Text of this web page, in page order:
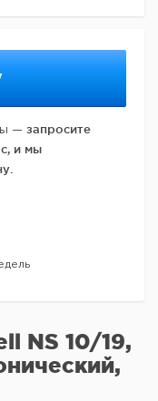
— запросите
и мы
NS 10/19,